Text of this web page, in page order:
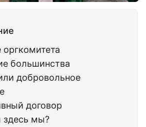
оргкомитета
большинства
добровольное
договор
здесь мы?